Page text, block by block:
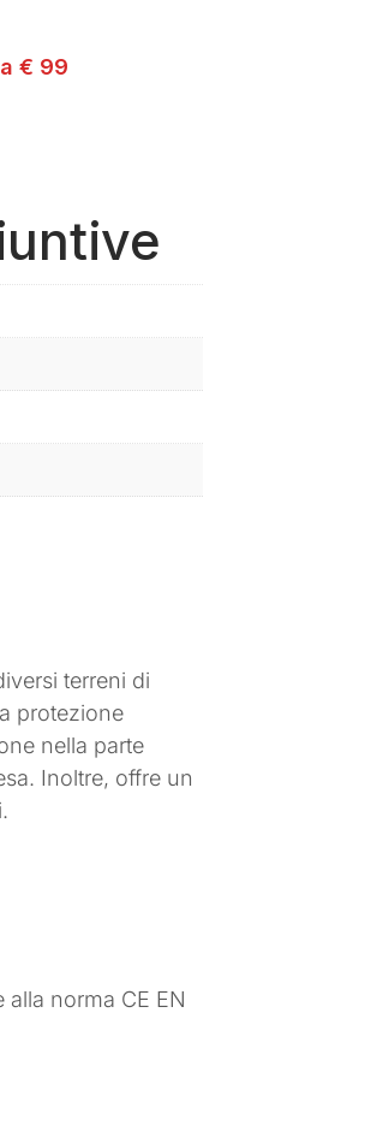
€ 99
terreni di
protezione
nella parte
Inoltre, offre un
norma CE EN